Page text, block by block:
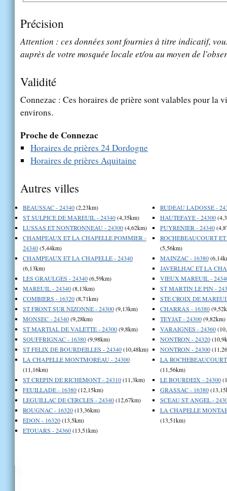
Précision
Attention : ces données sont fournies à titre indicatif,
auprès de votre mosquée locale et/ou au moyen de
Validité
Connezac : Ces horaires de prière sont valables pour la
environs.
Proche de Connezac
Horaires de prières 24 Dordogne
Horaires de prières Aquitaine
Autres villes
BEAUSSAC - 24340(2,23km)
ST SULPICE DE MAREUIL - 24340(4,35km)
LUSSAS ET NONTRONNEAU - 24300(4,62km)
CHAMPEAUX ET LA CHAPELLE POMMIER -
24340(5,44km)
CHAMPEAUX ET LA CHAPELLE - 24340
(6,13km)
LES GRAULGES - 24340(6,59km)
MAREUIL - 24340(8,13km)
COMBIERS - 16320(8,71km)
ST FRONT SUR NIZONNE - 24300(9,13km)
MONSEC - 24340(9,28km)
ST MARTIAL DE VALETTE - 24300(9,8km)
SOUFFRIGNAC - 16380(9,98km)
ST FELIX DE BOURDEILLES - 24340(10,48km)
LA CHAPELLE MONTMOREAU - 24300
(11,16km)
ST CREPIN DE RICHEMONT - 24310(11,3km)
FEUILLADE - 16380(12,15km)
LEGUILLAC DE CERCLES - 24340(12,67km)
ROUGNAC - 16320(13,36km)
EDON - 16320(13,5km)
ETOUARS - 24360(13,51km)
RUDEAU LADOSSE -
HAUTEFAYE - 24300
PUYRENIER - 24340
ROCHEBEAUCOURT
(5,56km)
MAINZAC - 16380
JAVERLHAC ET LA
VIEUX MAREUIL -
ST MARTIN LE PIN -
STE CROIX DE
CHARRAS - 16380
TEYJAT - 24300(9,82km)
VARAIGNES - 24360
NONTRON - 24320
NONTRON - 24300
LA
(11,56km)
LE BOURDEIX - 24300
GRASSAC - 16380
SCEAU ST ANGEL -
LA CHAPELLE
(13,51km)